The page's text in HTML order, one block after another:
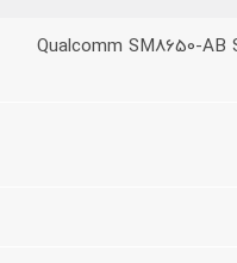
Qualcomm SM8650-AB